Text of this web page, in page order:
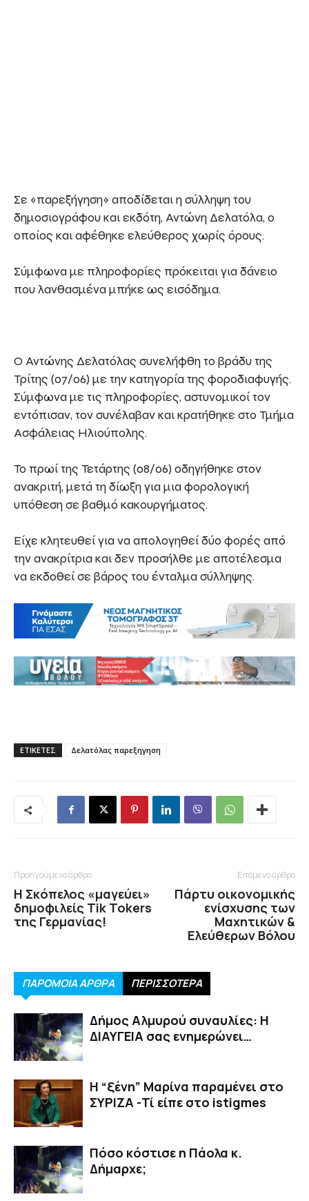
Σε «παρεξήγηση» αποδίδεται η σύλληψη του
δημοσιογράφου και εκδότη, Αντώνη Δελατόλα, ο
οποίος και αφέθηκε ελεύθερος χωρίς όρους.
Σύμφωνα με πληροφορίες πρόκειται για δάνειο
που λανθασμένα μπήκε ως εισόδημα.
Ο Αντώνης Δελατόλας συνελήφθη το βράδυ της
Τρίτης (07/06) με την κατηγορία της φοροδιαφυγής.
Σύμφωνα με τις πληροφορίες, αστυνομικοί τον
εντόπισαν, τον συνέλαβαν και κρατήθηκε στο Τμήμα
Ασφάλειας Ηλιούπολης.
Το πρωί της Τετάρτης (08/06) οδηγήθηκε στον
ανακριτή, μετά τη δίωξη για μια φορολογική
υπόθεση σε βαθμό κακουργήματος.
Είχε κλητευθεί για να απολογηθεί δύο φορές από
την ανακρίτρια και δεν προσήλθε με αποτέλεσμα
να εκδοθεί σε βάρος του ένταλμα σύλληψης.
ΕΤΙΚΕΤΕΣ Δελατόλας παρεξηγηση
Προηγούμενο άρθρο
Η Σκόπελος «μαγεύει»
δημοφιλείς Tik Tokers
της Γερμανίας!
Επόμενο άρθρο
Πάρτυ οικονομικής
ενίσχυσης των
Μαχητικών &
Ελεύθερων Βόλου
ΠΑΡΟΜΟΙΑ ΑΡΘΡΑ ΠΕΡΙΣΣΟΤΕΡΑ
Δήμος Αλμυρού συναυλίες: Η
ΔΙΑΥΓΕΙΑ σας ενημερώνει…
Η “ξένη” Μαρίνα παραμένει στο
ΣΥΡΙΖΑ -Τί είπε στο istigmes
Πόσο κόστισε η Πάολα κ.
Δήμαρχε;